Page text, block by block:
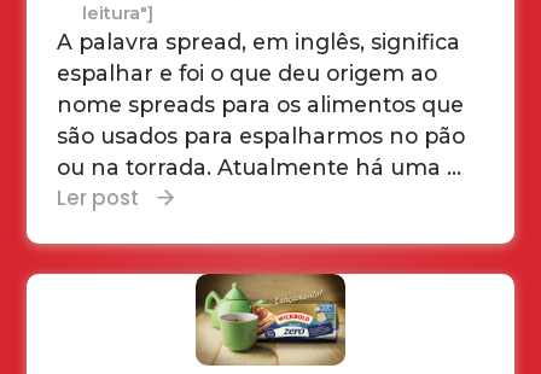
leitura"]
A palavra spread, em inglês, significa
espalhar e foi o que deu origem ao
nome spreads para os alimentos que
são usados para espalharmos no pão
ou na torrada. Atualmente há uma ...
Ler post